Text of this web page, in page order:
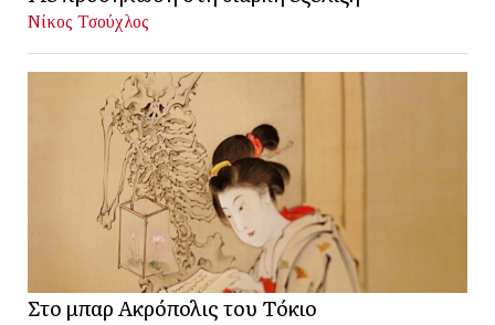
Νίκος Τσούχλος
Στο μπαρ Ακρόπολις του Τόκιο